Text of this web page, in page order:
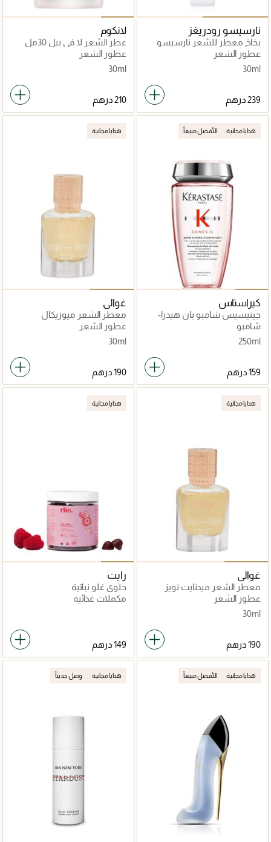
نارسيسو رودريغز
بخاخ معطر للشعر نارسيسو
30مل
عطور الشعر
30ml
لانكوم
عطر الشعر لا في بيل 30مل
عطور الشعر
30ml
هدايا مجانية الأفضل مبيعاً
كيراستاس
جينيسيس شامبو بان هيدرا-
فورتيفاينت 250مل
شامبو
250ml
هدايا مجانية
غوالي
معطر الشعر ميوزيكال
فايبرايشنس
عطور الشعر
30ml
هدايا مجانية
غوالي
معطر الشعر ميدنايت نويز
عطور الشعر
30ml
هدايا مجانية
رايت
حلوى غلو نباتية
مكملات غذائية
هدايا مجانية الأفضل مبيعاً هدايا مجانية وصل حديثاً